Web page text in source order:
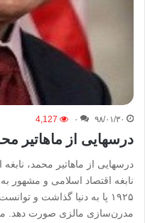
۹۸/۰۱/۳۰ ۰ 4,127
درسهایی از ماهاتیر
درسهایی از ماهاتیر محمد،
نابغه اقتصاد اسلامی و
۱۹۲۵ پا به دنیا گذاشت و
مدرن‌سازی مالزی صورت دهد.